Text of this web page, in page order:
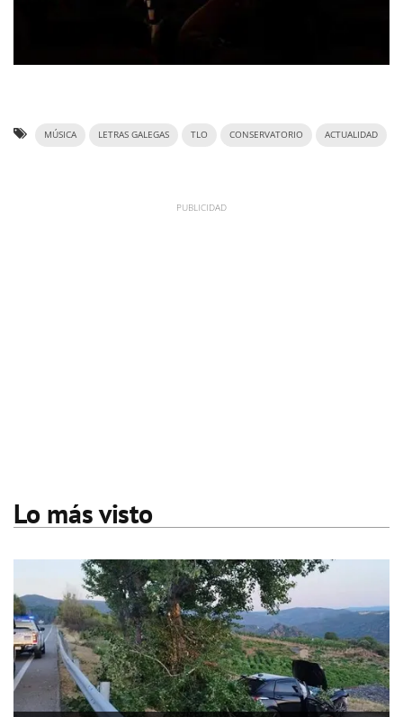
MÚSICA LETRAS GALEGAS TLO CONSERVATORIO ACTUALIDAD
Lo más visto